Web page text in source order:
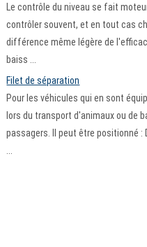
Le contrôle du niveau se fait
contrôler souvent, et en tout cas
différence même légère de
baiss ...
Filet de séparation
Pour les véhicules qui en sont
lors du transport d'animaux ou de
passagers. Il peut être positionné :